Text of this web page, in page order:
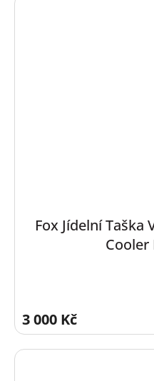
Fox Jídelní Taška
Cooler
3 000 Kč